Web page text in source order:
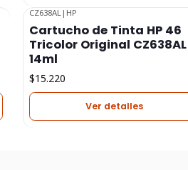
CZ638AL | HP
Cartucho de Tinta HP 46
Tricolor Original CZ638AL
14ml
$15.220
Ver detalles